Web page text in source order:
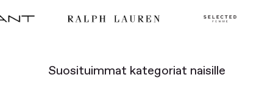
Suosituimmat kategoriat naisille